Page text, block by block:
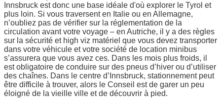
Innsbruck est donc une base idéale d'où explorer le Tyrol et
plus loin. Si vous traversent en Italie ou en Allemagne,
n’oubliez pas de vérifier sur la réglementation de la
circulation avant votre voyage – en Autriche, il y a des règles
sur la sécurité et high viz matériel que vous devez transporter
dans votre véhicule et votre société de location minibus
s’assurera que vous avez ces. Dans les mois plus froids, il
est obligatoire de conduire sur des pneus d’hiver ou d’utiliser
des chaînes. Dans le centre d’Innsbruck, stationnement peut
être difficile à trouver, alors le Conseil est de garer un peu
éloigné de la vieille ville et de découvrir à pied.